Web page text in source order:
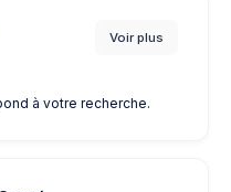
Voir plus
à votre recherche.